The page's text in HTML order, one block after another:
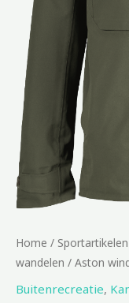
Home / Sportartikelen
wandelen / Aston
Buitenrecreatie,